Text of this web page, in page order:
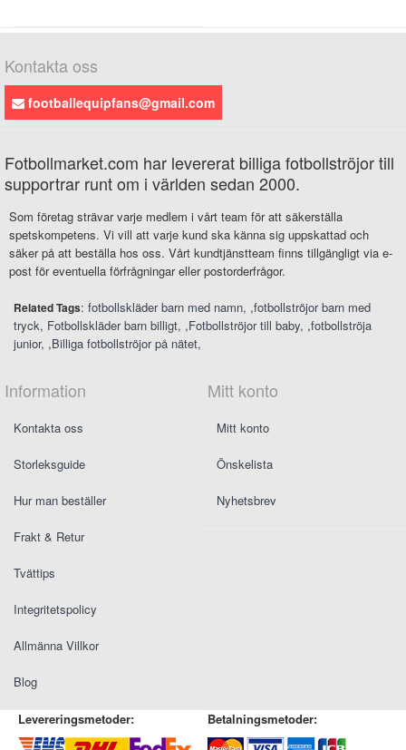
Kontakta oss
footballequipfans@gmail.com
Fotbollmarket.com har levererat billiga fotbollströjor till
supportrar runt om i världen sedan 2000.
Som företag strävar varje medlem i vårt team för att säkerställa
spetskompetens. Vi vill att varje kund ska känna sig uppskattad och
säker på att beställa hos oss. Vårt kundtjänstteam finns tillgängligt via e-
post för eventuella förfrågningar eller postorderfrågor.
Related Tags: fotbollskläder barn med namn ,fotbollströjor barn med
tryck Fotbollskläder barn billigt ,Fotbollströjor till baby ,fotbollströja
junior ,Billiga fotbollströjor på nätet
Information
Kontakta oss
Storleksguide
Hur man beställer
Frakt & Retur
Tvättips
Integritetspolicy
Allmänna Villkor
Blog
Mitt konto
Mitt konto
Önskelista
Nyhetsbrev
Levereringsmetoder: Betalningsmetoder: